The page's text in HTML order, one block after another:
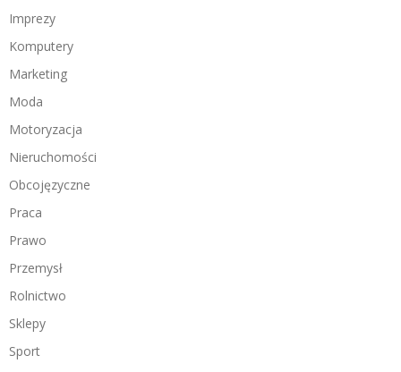
Imprezy
Komputery
Marketing
Moda
Motoryzacja
Nieruchomości
Obcojęzyczne
Praca
Prawo
Przemysł
Rolnictwo
Sklepy
Sport